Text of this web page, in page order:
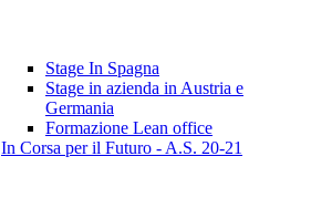
Stage In Spagna
Stage in azienda in Austria e
Germania
Formazione Lean office
In Corsa per il Futuro - A.S. 20-21